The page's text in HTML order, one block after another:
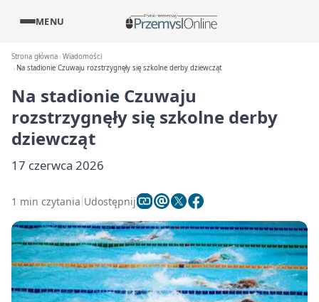
MENU
Strona główna Wiadomości
Na stadionie Czuwaju rozstrzygnęły się szkolne derby dziewcząt
Na stadionie Czuwaju
rozstrzygnęły się szkolne derby
dziewcząt
17 czerwca 2026
1 min czytania Udostępnij